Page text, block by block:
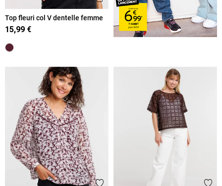
Top fleuri col V dentelle femme
15,99 €